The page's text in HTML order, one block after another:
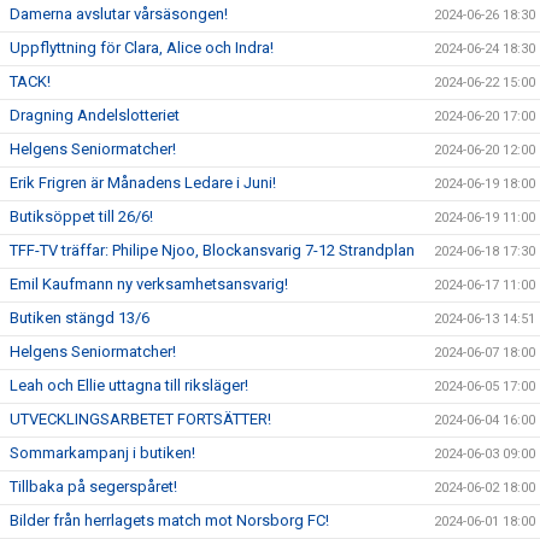
Damerna avslutar vårsäsongen! 2024-06-26 18:30
Uppflyttning för Clara, Alice och Indra! 2024-06-24 18:30
TACK! 2024-06-22 15:00
Dragning Andelslotteriet 2024-06-20 17:00
Helgens Seniormatcher! 2024-06-20 12:00
Erik Frigren är Månadens Ledare i Juni! 2024-06-19 18:00
Butiksöppet till 26/6! 2024-06-19 11:00
TFF-TV träffar: Philipe Njoo, Blockansvarig 7-12 Strandplan 2024-06-18 17:30
Emil Kaufmann ny verksamhetsansvarig! 2024-06-17 11:00
Butiken stängd 13/6 2024-06-13 14:51
Helgens Seniormatcher! 2024-06-07 18:00
Leah och Ellie uttagna till riksläger! 2024-06-05 17:00
UTVECKLINGSARBETET FORTSÄTTER! 2024-06-04 16:00
Sommarkampanj i butiken! 2024-06-03 09:00
Tillbaka på segerspåret! 2024-06-02 18:00
Bilder från herrlagets match mot Norsborg FC! 2024-06-01 18:00